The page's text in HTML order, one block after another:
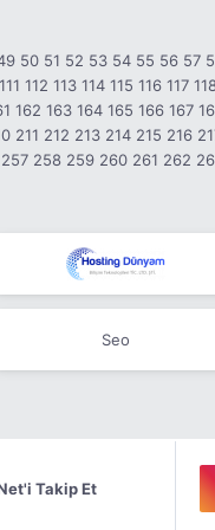
50 51 52 53 54 55 56 57
111 112 113 114 115 116 117
162 163 164 165 166 167
211 212 213 214 215 216
257 258 259 260 261 262
Seo
Takip Et